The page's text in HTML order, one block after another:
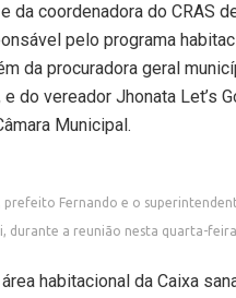
da coordenadora do CRAS
pelo programa
da procuradora geral
do vereador Jhonata Let’s
Municipal.
prefeito Fernando e o
durante a reunião nesta quarta-
habitacional da Caixa